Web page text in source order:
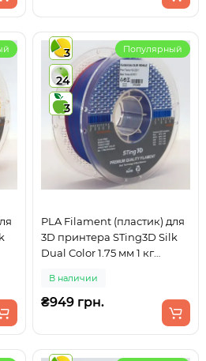
3
24
3
Популярный
PLA Filament (пластик) для
3D принтера STing3D Silk
Dual Color 1.75 мм 1 кг
Синий
В наличии
₴949 грн.